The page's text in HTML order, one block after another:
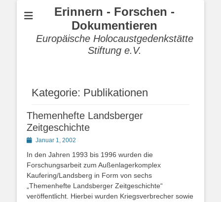
Erinnern - Forschen -
Dokumentieren
Europäische Holocaustgedenkstätte
Stiftung e.V.
Kategorie: Publikationen
Themenhefte Landsberger
Zeitgeschichte
PostedJanuar 1, 2002
In den Jahren 1993 bis 1996 wurden die
Forschungsarbeit zum Außenlagerkomplex
Kaufering/Landsberg in Form von sechs
„Themenhefte Landsberger Zeitgeschichte“
veröffentlicht. Hierbei wurden Kriegsverbrecher sowie